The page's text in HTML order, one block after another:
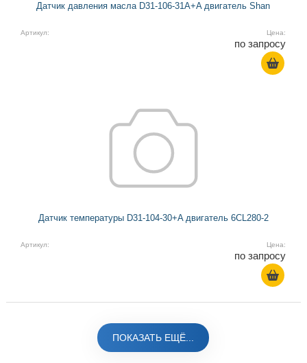
Датчик давления масла D31-106-31A+A двигатель Shan
Артикул: Цена:
по запросу
Датчик температуры D31-104-30+A двигатель 6CL280-2
Артикул: Цена:
по запросу
ПОКАЗАТЬ ЕЩЁ...